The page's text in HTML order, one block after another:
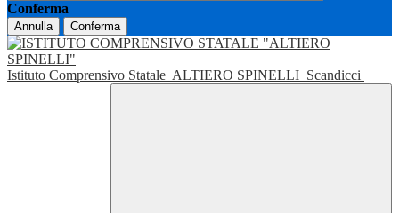
Conferma
Annulla Conferma
Istituto Comprensivo Statale ALTIERO SPINELLI Scandicci